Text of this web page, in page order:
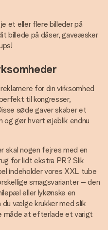
et eller flere billeder på
billede på dåser, gaveæsker
for din virksomhed
til kongresser,
søde gaver skaber et
og gør hvert øjeblik endnu
skal nogen fejres med en
for lidt ekstra PR? Slik
indeholder vores XXL tube
smagsvarianter – den
eller lykønske en
vælge krukker med slik
måde at efterlade et varigt